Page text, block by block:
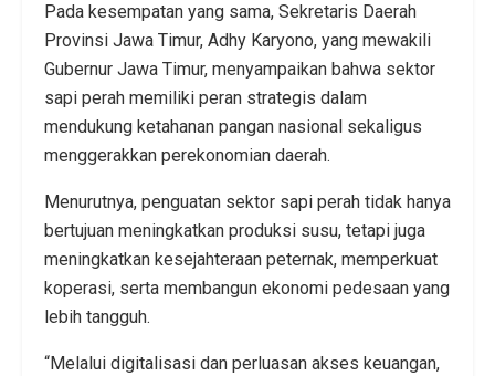
Pada kesempatan yang sama, Sekretaris Daerah
Provinsi Jawa Timur, Adhy Karyono, yang mewakili
Gubernur Jawa Timur, menyampaikan bahwa sektor
sapi perah memiliki peran strategis dalam
mendukung ketahanan pangan nasional sekaligus
menggerakkan perekonomian daerah.
Menurutnya, penguatan sektor sapi perah tidak hanya
bertujuan meningkatkan produksi susu, tetapi juga
meningkatkan kesejahteraan peternak, memperkuat
koperasi, serta membangun ekonomi pedesaan yang
lebih tangguh.
“Melalui digitalisasi dan perluasan akses keuangan,